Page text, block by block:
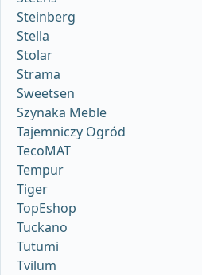
Steinberg
Stella
Stolar
Strama
Sweetsen
Szynaka Meble
Tajemniczy Ogród
TecoMAT
Tempur
Tiger
TopEshop
Tuckano
Tutumi
Tvilum